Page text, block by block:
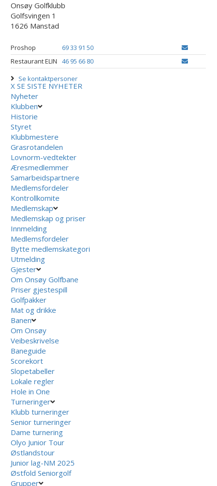
Onsøy Golfklubb
Golfsvingen 1
1626 Manstad
Proshop
69 33 91 50
Restaurant ELIN
46 95 66 80
Se kontaktpersoner
X SE SISTE NYHETER
Nyheter
Klubben
Historie
Styret
Klubbmestere
Grasrotandelen
Lovnorm-vedtekter
Æresmedlemmer
Samarbeidspartnere
Medlemsfordeler
Kontrollkomite
Medlemskap
Medlemskap og priser
Innmelding
Medlemsfordeler
Bytte medlemskategori
Utmelding
Gjester
Om Onsøy Golfbane
Priser gjestespill
Golfpakker
Mat og drikke
Banen
Om Onsøy
Veibeskrivelse
Baneguide
Scorekort
Slopetabeller
Lokale regler
Hole in One
Turneringer
Klubb turneringer
Senior turneringer
Dame turnering
Olyo Junior Tour
Østlandstour
Junior lag-NM 2025
Østfold Seniorgolf
Grupper